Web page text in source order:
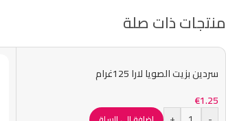
منتجات ذات صلة
سردين بزيت الصويا لارا 125غرام
€1.25